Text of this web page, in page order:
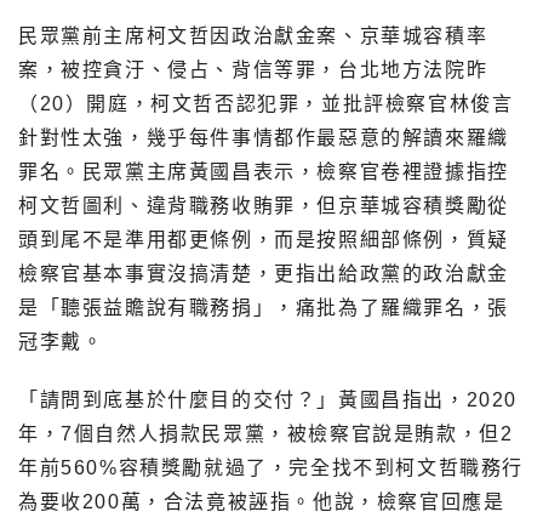
民眾黨前主席柯文哲因政治獻金案、京華城容積率
案，被控貪汙、侵占、背信等罪，台北地方法院昨
（20）開庭，柯文哲否認犯罪，並批評檢察官林俊言
針對性太強，幾乎每件事情都作最惡意的解讀來羅織
罪名。民眾黨主席黃國昌表示，檢察官卷裡證據指控
柯文哲圖利、違背職務收賄罪，但京華城容積獎勵從
頭到尾不是準用都更條例，而是按照細部條例，質疑
檢察官基本事實沒搞清楚，更指出給政黨的政治獻金
是「聽張益贍說有職務捐」，痛批為了羅織罪名，張
冠李戴。
「請問到底基於什麼目的交付？」黃國昌指出，2020
年，7個自然人捐款民眾黨，被檢察官說是賄款，但2
年前560%容積獎勵就過了，完全找不到柯文哲職務行
為要收200萬，合法竟被誣指。他說，檢察官回應是